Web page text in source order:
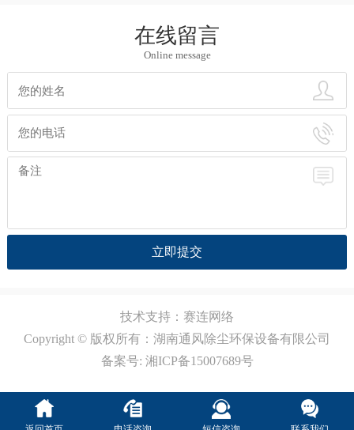
在线留言
Online message
立即提交
技术支持： 赛连网络
Copyright © 版权所有：湖南通风除尘环保设备有限公司
备案号: 湘ICP备15007689号